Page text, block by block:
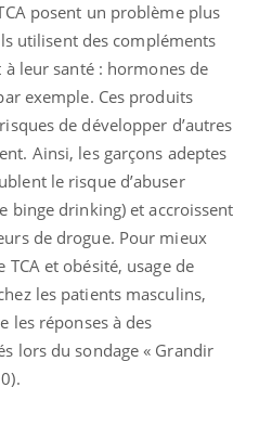
posent un problème plus
utilisent des compléments
leur santé : hormones de
exemple. Ces produits
de développer d’autres
Ainsi, les garçons adeptes
le risque d’abuser
binge drinking) et accroissent
de drogue. Pour mieux
et obésité, usage de
les patients masculins,
les réponses à des
lors du sondage « Grandir